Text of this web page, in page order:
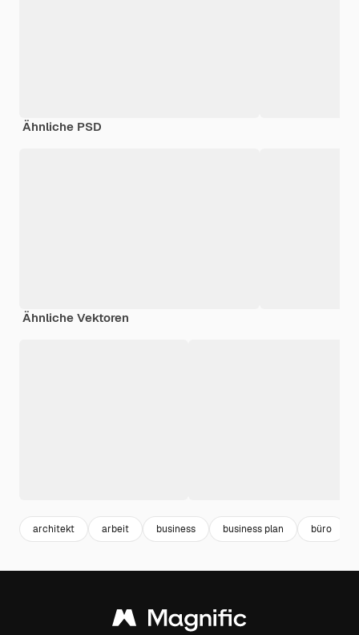
Ähnliche PSD
Ähnliche Vektoren
architekt arbeit business business plan büro